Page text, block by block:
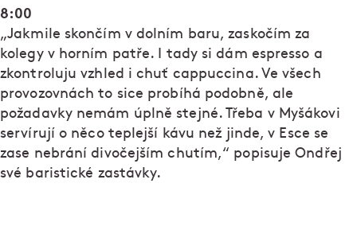
8:00
„Jakmile skončím v dolním baru, zaskočím za
kolegy v horním patře. I tady si dám espresso a
zkontroluju vzhled i chuť cappuccina. Ve všech
provozovnách to sice probíhá podobně, ale
požadavky nemám úplně stejné. Třeba v Myšákovi
servírují o něco teplejší kávu než jinde, v Esce se
zase nebrání divočejším chutím,“ popisuje Ondřej
své baristické zastávky.